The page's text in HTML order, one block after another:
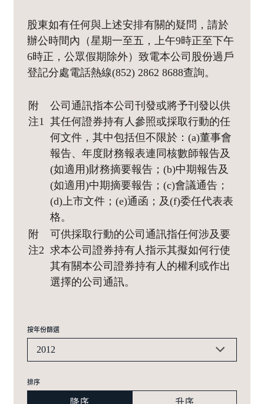
股東如有任何與上述安排有關的疑問，請於
辦公時間內（星期一至五，上午9時正至下午
6時正，公眾假期除外）致電本公司股份過戶
登記分處電話熱線(852) 2862 8688查詢。
附
注1
公司通訊指本公司刊發或將予刊發以供
其任何證券持有人參照或採取行動的任
何文件，其中包括但不限於：(a)董事會
報告、年度財務報表連同核數師報告及
(如適用)財務摘要報告；(b)中期報告及
(如適用)中期摘要報告；(c)會議通告；
(d)上市文件；(e)通函；及(f)委任代表表
格。
附
注2
可供採取行動的公司通訊指任何涉及要
求本公司證券持有人指示其擬如何行使
其有關本公司證券持有人的權利或作出
選擇的公司通訊。
按年份篩選
2012
排序